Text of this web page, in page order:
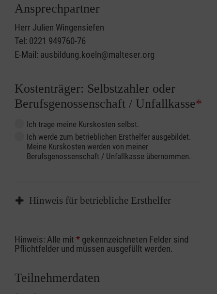
Ansprechpartner
Herr Julien Wingensiefen
Tel: 0221 949760-76
E-Mail: ausbildung.koeln@malteser.org
Kostenträger: Selbstzahler oder
Berufsgenossenschaft / Unfallkasse*
Ich trage meine Kurskosten selbst.
Ich werde zum betrieblichen Ersthelfer ausgebildet.
Meine Kurskosten werden von meiner
Berufsgenossenschaft / Unfallkasse übernommen.
Hinweis für betriebliche Ersthelfer
Sofern Sie ein Kostenübernahmeverfahren
Ihrer Berufsgenossenschaft / Unfallkasse
Abrechnungsunterlagen spätestens zu
Hinweis: Alle mit * gekennzeichneten Felder sind
Pflichtfelder und müssen ausgefüllt werden.
Teilnehmerdaten